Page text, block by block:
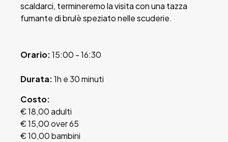
scaldarci, termineremo la visita con una tazza
fumante di brulè speziato nelle scuderie.
Orario:15:00 - 16:30
Durata:1h e 30 minuti
Costo:
€ 18,00 adulti
€ 15,00 over 65
€ 10,00 bambini